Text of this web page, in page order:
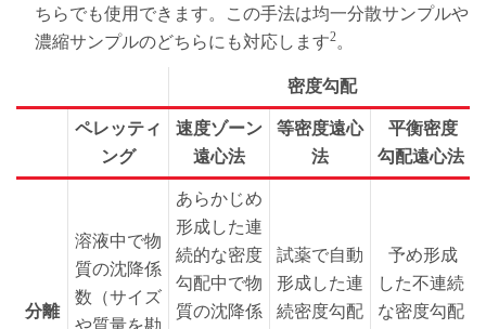
ちらでも使用できます。この手法は均一分散サンプルや
濃縮サンプルのどちらにも対応します2。
密度勾配
ペレッティ
ング
速度ゾーン
遠心法
等密度遠心
法
平衡密度
勾配遠心法
分離
溶液中で物
質の沈降係
数（サイズ
や質量を勘
あらかじめ
形成した連
続的な密度
勾配中で物
質の沈降係
試薬で自動
形成した連
続密度勾配
予め形成
した不連続
な密度勾配